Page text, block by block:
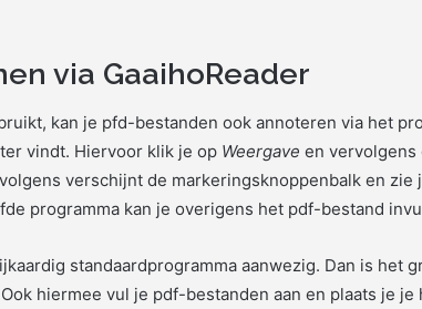
via GaaihoReader
kan je pfd-bestanden ook annoteren via het
vindt. Hiervoor klik je op Weergave en vervolgens
verschijnt de markeringsknoppenbalk en zie
programma kan je overigens het pdf-bestand
standaardprogramma aanwezig. Dan is het
hiermee vul je pdf-bestanden aan en plaats je je